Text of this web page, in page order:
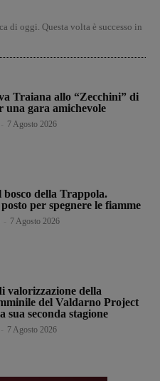
di oggi. Questa volta è successo in
Traiana allo “Zecchini” di
una gara amichevole
7 Agosto 2026
bosco della Trappola.
per spegnere le fiamme
7 Agosto 2026
valorizzazione della
del Valdarno Project
sua seconda stagione
7 Agosto 2026